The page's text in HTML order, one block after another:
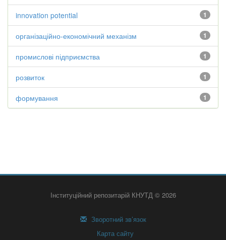
1
innovation potential
1
організаційно-економічний механізм
1
промислові підприємства
1
розвиток
1
формування
Інституційний репозитарій КНУТД © 2026
Зворотний зв’язок
Карта сайту